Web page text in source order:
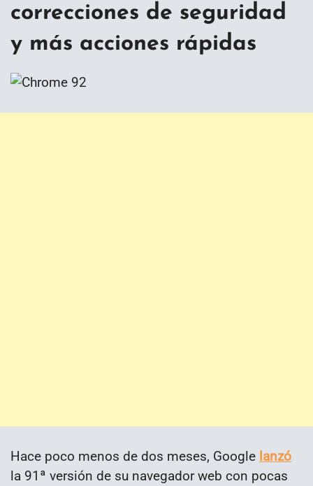
correcciones de seguridad
y más acciones rápidas
Hace poco menos de dos meses, Google lanzó
la 91ª versión de su navegador web con pocas